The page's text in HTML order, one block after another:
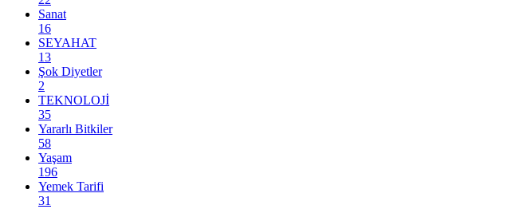
Sanat
16
SEYAHAT
13
Şok Diyetler
2
TEKNOLOJİ
35
Yararlı Bitkiler
58
Yaşam
196
Yemek Tarifi
31